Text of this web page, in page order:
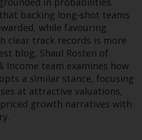
lautenden
auswirken.
Anlagen,
alternative Fonds
Markets,
ein
Risiko und
anzusehen.
Instrumente können
Risiko
sein. Unterschiedliche
backing long-shot teams
while favouring
clear track records is more
blog, Shaul Rosten of
Income team examines how
a similar stance, focusing
at attractive valuations,
growth narratives with